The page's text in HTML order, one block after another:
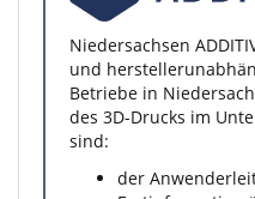
Niedersachsen
und
Betriebe in
des 3D-Drucks im
sind:
der